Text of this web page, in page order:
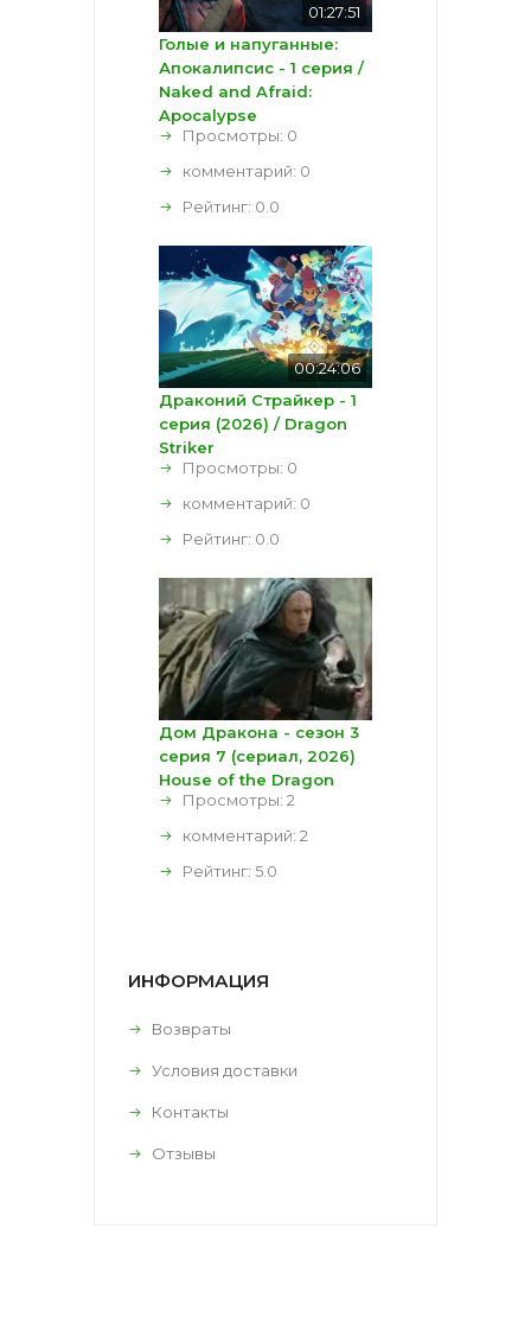
01:27:51
Голые и напуганные:
Апокалипсис - 1 серия /
Naked and Afraid:
Apocalypse
Просмотры: 0
комментарий: 0
Рейтинг: 0.0
00:24:06
Драконий Страйкер - 1
серия (2026) / Dragon
Striker
Просмотры: 0
комментарий: 0
Рейтинг: 0.0
Дом Дракона - сезон 3
серия 7 (сериал, 2026)
House of the Dragon
Просмотры: 2
комментарий: 2
Рейтинг: 5.0
ИНФОРМАЦИЯ
Возвраты
Условия доставки
Контакты
Отзывы